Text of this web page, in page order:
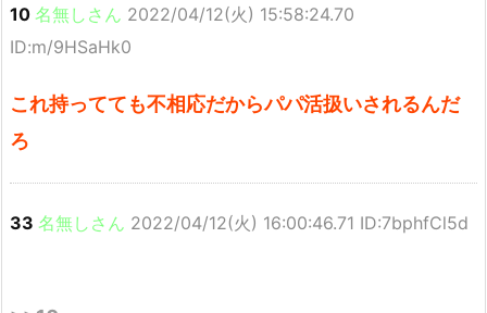
10 名無しさん 2022/04/12(火) 15:58:24.70
ID:m/9HSaHk0
これ持ってても不相応だからパパ活扱いされるんだ
ろ
33 名無しさん 2022/04/12(火) 16:00:46.71 ID:7bphfCl5d